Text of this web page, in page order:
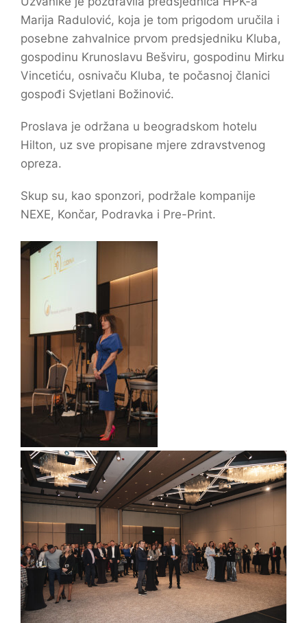
Marija Radulović, koja je tom prigodom uručila i
posebne zahvalnice prvom predsjedniku Kluba,
gospodinu Krunoslavu Bešviru, gospodinu Mirku
Vincetiću, osnivaču Kluba, te počasnoj članici
gospođi Svjetlani Božinović.
Proslava je održana u beogradskom hotelu
Hilton, uz sve propisane mjere zdravstvenog
opreza.
Skup su, kao sponzori, podržale kompanije
NEXE, Končar, Podravka i Pre-Print.